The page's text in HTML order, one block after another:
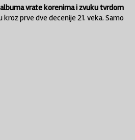
vrate korenima i zvuku tvrdom
prve dve decenije 21. veka. Samo